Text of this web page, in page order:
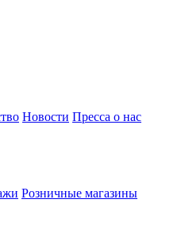
Новости Пресса о нас
Розничные магазины